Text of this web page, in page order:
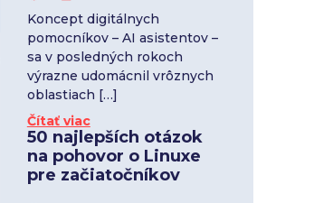
Koncept digitálnych
pomocníkov – AI asistentov –
sa v posledných rokoch
výrazne udomácnil vrôznych
oblastiach […]
Čítať viac
50 najlepších otázok
na pohovor o Linuxe
pre začiatočníkov